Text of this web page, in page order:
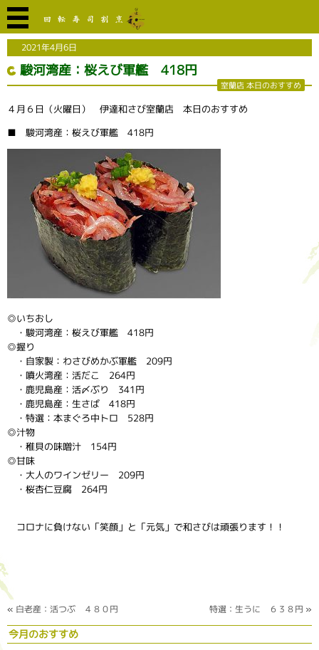
2021年4月6日
駿河湾産：桜えび軍艦 418円
室蘭店 本日のおすすめ
４月６日（火曜日） 伊達和さび室蘭店 本日のおすすめ
■ 駿河湾産：桜えび軍艦 418円
◎いちおし
・駿河湾産：桜えび軍艦 418円
◎握り
・自家製：わさびめかぶ軍艦 209円
・噴火湾産：活だこ 264円
・鹿児島産：活〆ぶり 341円
・鹿児島産：生さば 418円
・特選：本まぐろ中トロ 528円
◎汁物
・稚貝の味噌汁 154円
◎甘味
・大人のワインゼリー 209円
・桜杏仁豆腐 264円
コロナに負けない「笑顔」と「元気」で和さびは頑張ります！！
« 白老産：活つぶ ４８０円 特選：生うに ６３８円 »
今月のおすすめ